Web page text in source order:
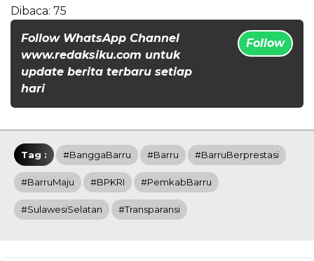
Dibaca: 75
Follow WhatsApp Channel
www.redaksiku.com untuk
update berita terbaru setiap
hari
Follow
Tag : #BanggaBarru #Barru #BarruBerprestasi
#BarruMaju #BPKRI #PemkabBarru
#SulawesiSelatan #Transparansi